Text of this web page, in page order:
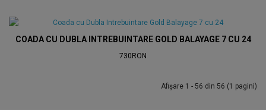
COADA CU DUBLA INTREBUINTARE GOLD BALAYAGE 7 CU 24
730RON
Afişare 1 - 56 din 56 (1 pagini)